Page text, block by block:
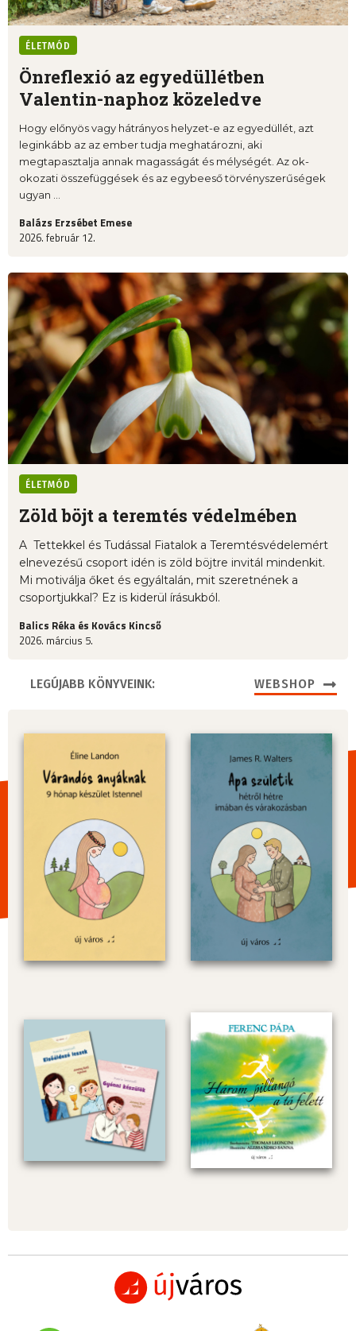
ÉLETMÓD
Önreflexió az egyedüllétben
Valentin-naphoz közeledve
Hogy előnyös vagy hátrányos helyzet-e az egyedüllét, azt
leginkább az az ember tudja meghatározni, aki
megtapasztalja annak magasságát és mélységét. Az ok-
okozati összefüggések és az egybeeső törvényszerűségek
ugyan ...
Balázs Erzsébet Emese
2026. február 12.
ÉLETMÓD
Zöld böjt a teremtés védelmében
A Tettekkel és Tudással Fiatalok a Teremtésvédelemért
elnevezésű csoport idén is zöld böjtre invitál mindenkit.
Mi motiválja őket és egyáltalán, mit szeretnének a
csoportjukkal? Ez is kiderül írásukból.
Balics Réka és Kovács Kincső
2026. március 5.
LEGÚJABB KÖNYVEINK: WEBSHOP